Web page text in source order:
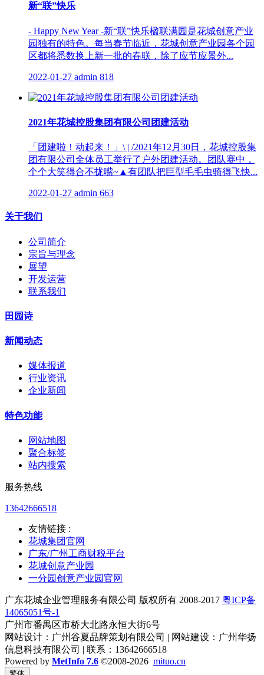
新“联”快乐
- Happy New Year -新“联”快乐楹联满园是花城创意产业
园独有的特色。每当春节临近，花城创意产业园各个园
区都将悉数换上新一批的春联，除了应节应景外...
2022-01-27 admin 818
2021年花城控股集团有限公司团建活动
「团建啦！动起来！」\ | /2021年12月30日，花城控股集
团有限公司全体员工举行了户外团建活动。团队赛中，
个个大笑得合不拢嘴~▲有团队把巨型毛毛虫骑得飞快...
2022-01-27 admin 663
关于我们
公司简介
宗旨与理念
展望
开发运营
联系我们
田园诗
新闻动态
媒体报道
行业资讯
企业新闻
特色功能
网站地图
聚合标签
站内搜索
服务热线
13642666518
友情链接 :
花城集团官网
广东/广州工商财税平台
花城创意产业园
一分园创意产业园官网
广东花城企业管理服务有限公司 版权所有 2008-2017 粤ICP备
14065051号-1
广州市番禺区市桥大北路永恒大街6号
网站设计：广州谷夏品牌策划有限公司 | 网站建设：广州华扬
信息科技有限公司 | 联系：13642666518
Powered by MetInfo 7.6 ©2008-2026 mituo.cn